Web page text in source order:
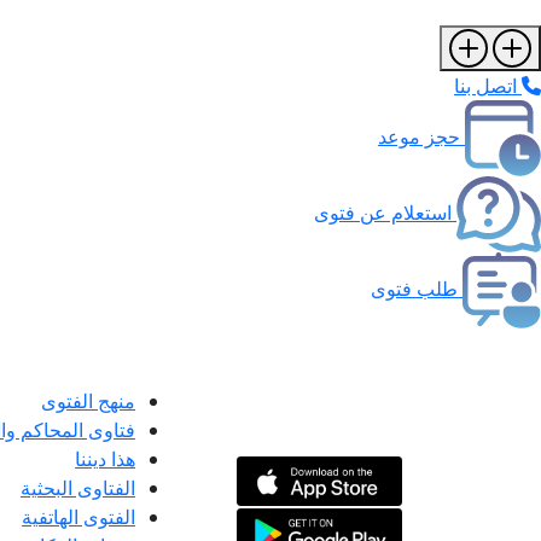
اتصل بنا
حجز موعد
استعلام عن فتوى
طلب فتوى
منهج الفتوى
فتاوى المحاكم
هذا ديننا
الفتاوى البحثية
الفتوى الهاتفية